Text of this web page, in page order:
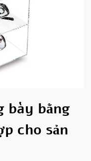
bày bằng
cho sản